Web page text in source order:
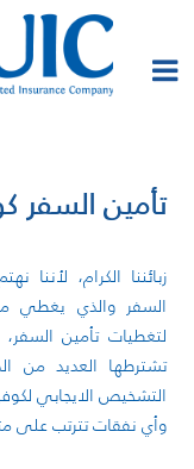
تأمين السفر
زبائننا الكرام، لأننا
لتغطيات تأمين
تشترطها العديد من
وأي نفقات تترتب على